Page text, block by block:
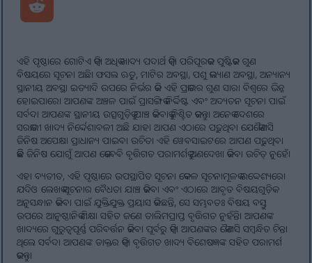
ଏହି ପୃଷ୍ଠାରେ ଗୋଟିଏ କିମ୍ବା ଅଧିକ ଖାଦ୍ୟ ପଦାର୍ଥ କିମ୍ବା ପରିପୂରକର ପୁଷ୍ଟିକର ଗୁଣ
ବିଷୟରେ ସୂଚନା ଅଛି। ଫସଲ ଋତୁ, ମାଟିର ଅବସ୍ଥା, ପଶୁ କଲ୍ୟାଣ ଅବସ୍ଥା, ଅନ୍ୟାନ୍ୟ
ସ୍ଥାନୀୟ ଅବସ୍ଥା ଇତ୍ୟାଦି ଉପରେ ନିର୍ଭର କରି ଏହି ପ୍ରକାରର ଗୁଣ ସାରା ବିଶ୍ୱରେ ଭିନ୍ନ
ହୋଇପାରେ। ଆପଣଙ୍କ ଅଞ୍ଚଳ ପାଇଁ ପ୍ରାସଙ୍ଗିକ ନିର୍ଦ୍ଦିଷ୍ଟ ଏବଂ ଅଦ୍ୟତନ ସୂଚନା ପାଇଁ
ସର୍ବଦା ଆପଣଙ୍କ ସ୍ଥାନୀୟ ଉତ୍ସଗୁଡ଼ିକୁ ଯାଞ୍ଚ କରିବାକୁ ନିଶ୍ଚିତ କରନ୍ତୁ। ଅନେକ ଦେଶରେ
ସରକାରୀ ଖାଦ୍ୟ ନିର୍ଦ୍ଦେଶାବଳୀ ଅଛି ଯାହା ଆପଣ ଏଠାରେ ପଢ଼ୁଥିବା ଯେକୌଣସି
ଜିନିଷ ଅପେକ୍ଷା ପ୍ରାଧାନ୍ୟ ପାଇବା ଉଚିତ। ଏହି ୱେବସାଇଟରେ ଆପଣ ପଢ଼ୁଥିବା
କିଛି ଜିନିଷ ଯୋଗୁଁ ଆପଣ କେବେବି ବୃତ୍ତିଗତ ପରାମର୍ଶକୁ ଅଣଦେଖା କରିବା ଉଚିତ୍ ନୁହେଁ।
ଏହା ବ୍ୟତୀତ, ଏହି ପୃଷ୍ଠାରେ ଉପସ୍ଥାପିତ ସୂଚନା କେବଳ ସୂଚନାମୂଳକ ଉଦ୍ଦେଶ୍ୟରେ।
ଯଦିଓ ଲେଖକ ସୂଚନାର ବୈଧତା ଯାଞ୍ଚ କରିବା ଏବଂ ଏଠାରେ ଆବୃତ ବିଷୟଗୁଡ଼ିକ
ଅନୁସନ୍ଧାନ କରିବା ପାଇଁ ଯୁକ୍ତିଯୁକ୍ତ ପ୍ରୟାସ କରିଛନ୍ତି, ସେ ସମ୍ଭବତଃ ବିଷୟ ବସ୍ତୁ
ଉପରେ ଆନୁଷ୍ଠାନିକ ଶିକ୍ଷା ସହିତ ଜଣେ ତାଲିମପ୍ରାପ୍ତ ବୃତ୍ତିଗତ ନୁହଁନ୍ତି। ଆପଣଙ୍କ
ଖାଦ୍ୟରେ ଗୁରୁତ୍ୱପୂର୍ଣ୍ଣ ପରିବର୍ତ୍ତନ କରିବା ପୂର୍ବରୁ କିମ୍ବା ଆପଣଙ୍କର କୌଣସି ସମ୍ବନ୍ଧିତ ଚିନ୍ତା
ଥିଲେ ସର୍ବଦା ଆପଣଙ୍କ ଡାକ୍ତର କିମ୍ବା ବୃତ୍ତିଗତ ଖାଦ୍ୟ ବିଶେଷଜ୍ଞଙ୍କ ସହିତ ପରାମର୍ଶ
କରନ୍ତୁ।